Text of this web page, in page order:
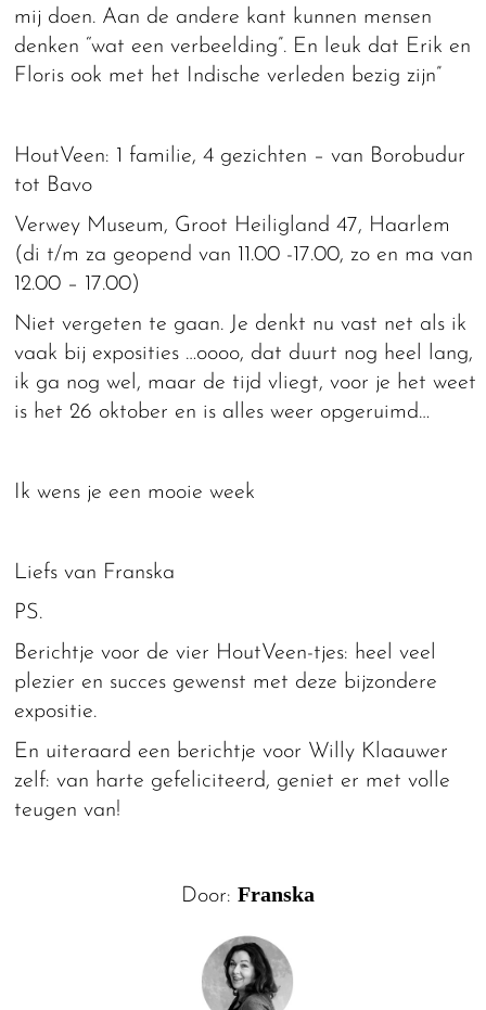
mij doen. Aan de andere kant kunnen mensen
denken “wat een verbeelding”. En leuk dat Erik en
Floris ook met het Indische verleden bezig zijn”
HoutVeen: 1 familie, 4 gezichten – van Borobudur
tot Bavo
Verwey Museum, Groot Heiligland 47, Haarlem
(di t/m za geopend van 11.00 -17.00, zo en ma van
12.00 – 17.00)
Niet vergeten te gaan. Je denkt nu vast net als ik
vaak bij exposities …oooo, dat duurt nog heel lang,
ik ga nog wel, maar de tijd vliegt, voor je het weet
is het 26 oktober en is alles weer opgeruimd…
Ik wens je een mooie week
Liefs van Franska
PS.
Berichtje voor de vier HoutVeen-tjes: heel veel
plezier en succes gewenst met deze bijzondere
expositie.
En uiteraard een berichtje voor Willy Klaauwer
zelf: van harte gefeliciteerd, geniet er met volle
teugen van!
Door: Franska